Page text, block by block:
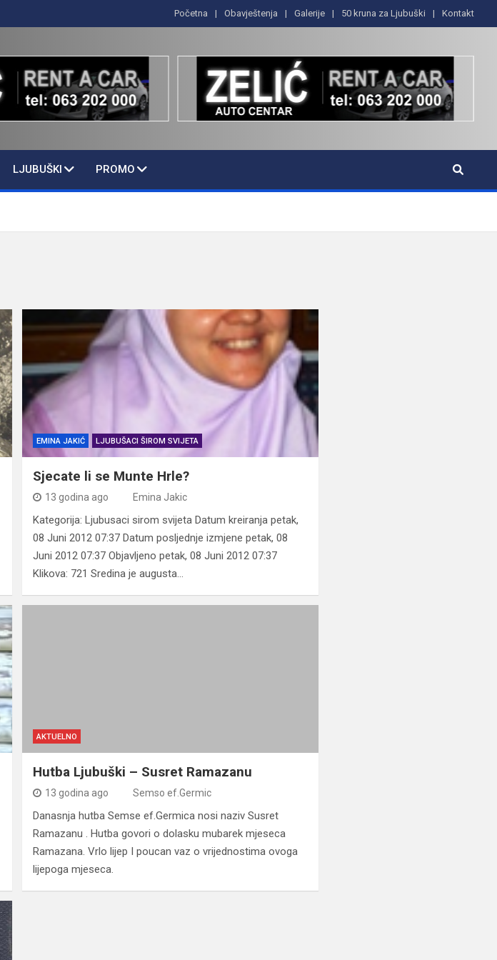
Početna Obavještenja Galerije 50 kruna za Ljubuški Kontakt
LJUBUŠKI PROMO
EMINA JAKIĆ LJUBUŠACI ŠIROM SVIJETA
Sjecate li se Munte Hrle?
13 godina ago Emina Jakic
Kategorija: Ljubusaci sirom svijeta Datum kreiranja petak,
08 Juni 2012 07:37 Datum posljednje izmjene petak, 08
Juni 2012 07:37 Objavljeno petak, 08 Juni 2012 07:37
Klikova: 721 Sredina je augusta…
AKTUELNO
Hutba Ljubuški – Susret Ramazanu
13 godina ago Semso ef.Germic
Danasnja hutba Semse ef.Germica nosi naziv Susret
Ramazanu . Hutba govori o dolasku mubarek mjeseca
Ramazana. Vrlo lijep I poucan vaz o vrijednostima ovoga
lijepoga mjeseca.